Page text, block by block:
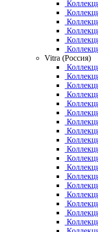
Vitra (Россия)